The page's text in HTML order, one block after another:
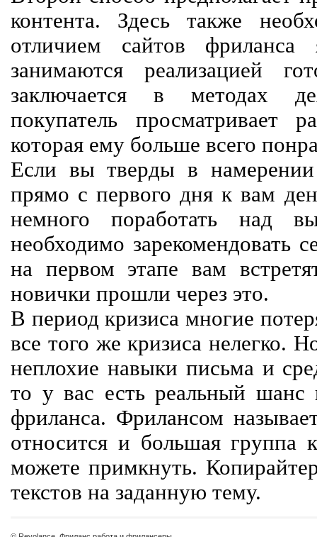
контента. Здесь также
отличием сайтов
занимаются реализацией
заключается в методах
покупатель просматривает
которая ему больше всего
Если вы тверды в
прямо с первого дня к вам
немного поработать над
необходимо зарекомендовать
на первом этапе вам
новички прошли через это.
В период кризиса многие
все того же кризиса нелегко.
неплохие навыки письма и
то у вас есть реальный шанс
фриланса. Фрилансом
относится и большая группа
можете примкнуть.
текстов на заданную тему.